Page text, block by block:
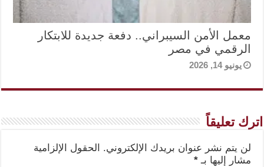
معمل الأمن السيبراني.. دفعة جديدة للابتكار
الرقمي في مصر
يونيو 14, 2026
اترك تعليقاً
لن يتم نشر عنوان بريدك الإلكتروني.
الحقول الإلزامية
مشار إليها بـ *